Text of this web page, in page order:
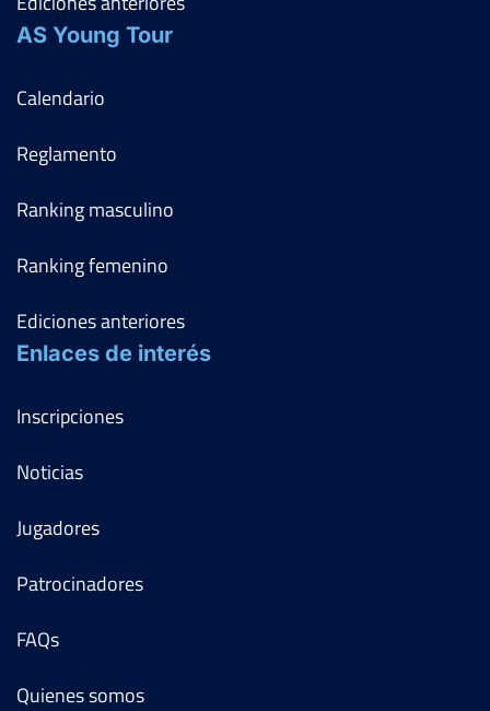
AS Young Tour
Calendario
Reglamento
Ranking masculino
Ranking femenino
Ediciones anteriores
Enlaces de interés
Inscripciones
Noticias
Jugadores
Patrocinadores
FAQs
Quienes somos